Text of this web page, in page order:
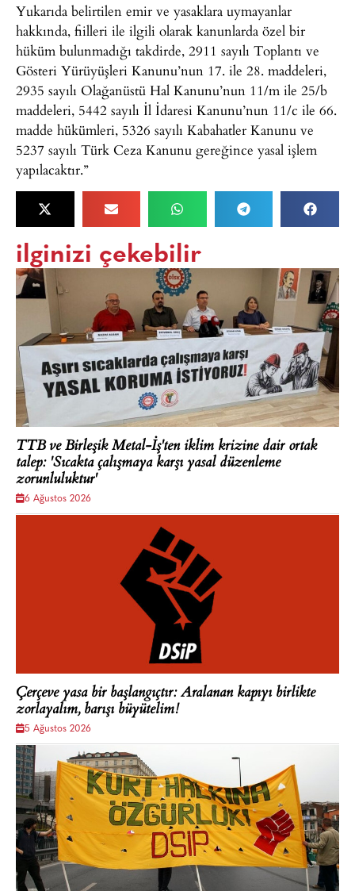
Yukarıda belirtilen emir ve yasaklara uymayanlar
hakkında, fiilleri ile ilgili olarak kanunlarda özel bir
hüküm bulunmadığı takdirde, 2911 sayılı Toplantı ve
Gösteri Yürüyüşleri Kanunu’nun 17. ile 28. maddeleri,
2935 sayılı Olağanüstü Hal Kanunu’nun 11/m ile 25/b
maddeleri, 5442 sayılı İl İdaresi Kanunu’nun 11/c ile 66.
madde hükümleri, 5326 sayılı Kabahatler Kanunu ve
5237 sayılı Türk Ceza Kanunu gereğince yasal işlem
yapılacaktır.”
ilginizi çekebilir
TTB ve Birleşik Metal-İş'ten iklim krizine dair ortak
talep: 'Sıcakta çalışmaya karşı yasal düzenleme
zorunluluktur'
6 Ağustos 2026
Çerçeve yasa bir başlangıçtır: Aralanan kapıyı birlikte
zorlayalım, barışı büyütelim!
5 Ağustos 2026